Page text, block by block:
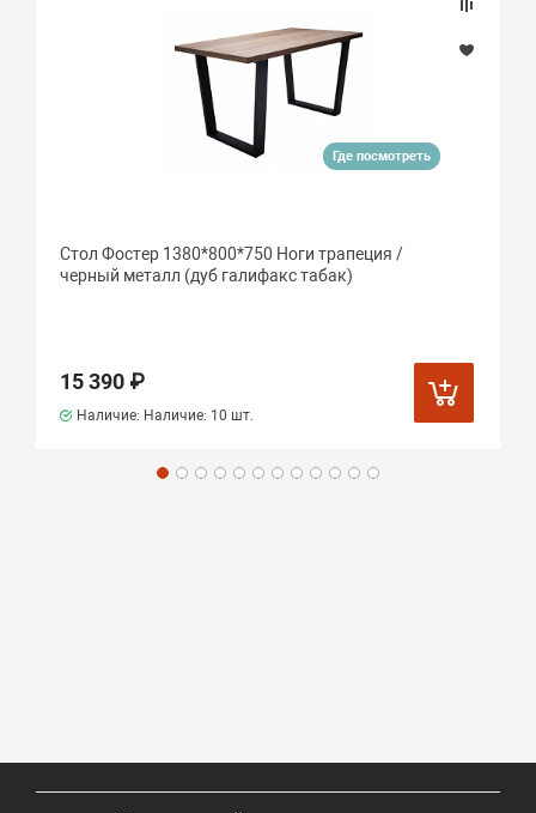
Где посмотреть
Стол Фостер 1380*800*750 Ноги трапеция /
черный металл (дуб галифакс табак)
15 390 ₽
Наличие: Наличие: 10 шт.